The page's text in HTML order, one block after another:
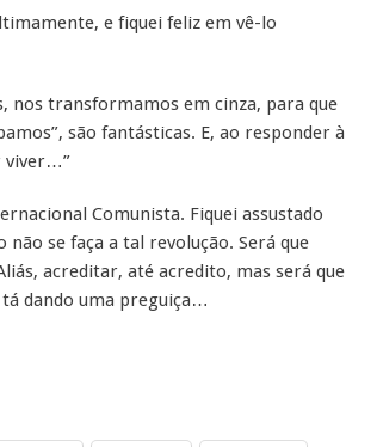
e fiquei feliz em vê-lo
nos transformamos em cinza, para que
são fantásticas. E, ao responder à
viver…”
Comunista. Fiquei assustado
se faça a tal revolução. Será que
acreditar, até acredito, mas será que
dando uma preguiça…